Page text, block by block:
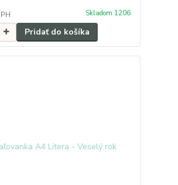
Skladom 1206
Pridať do košíka